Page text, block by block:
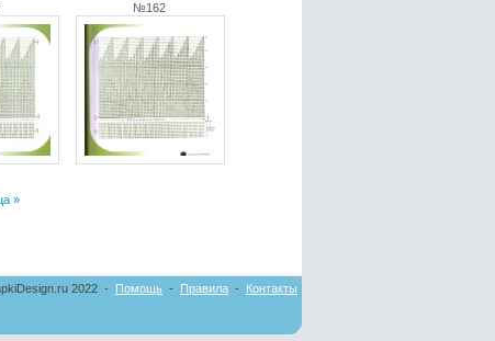
№162
»
2022 - Помощь - Правила - Контакты